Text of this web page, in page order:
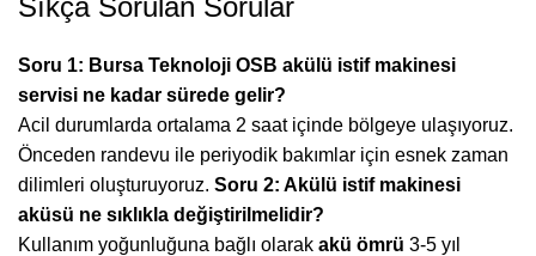
Sıkça Sorulan Sorular
Soru 1: Bursa Teknoloji OSB akülü istif makinesi
servisi ne kadar sürede gelir?
Acil durumlarda ortalama 2 saat içinde bölgeye ulaşıyoruz.
Önceden randevu ile periyodik bakımlar için esnek zaman
dilimleri oluşturuyoruz. Soru 2: Akülü istif makinesi
aküsü ne sıklıkla değiştirilmelidir?
Kullanım yoğunluğuna bağlı olarak akü ömrü 3-5 yıl